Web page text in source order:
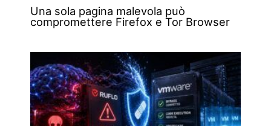
Una sola pagina malevola può
compromettere Firefox e Tor Browser